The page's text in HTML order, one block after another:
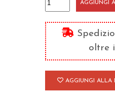
di
Salomone
quantità
AGGIUNGI
oltre
AGGIUNGI ALLA